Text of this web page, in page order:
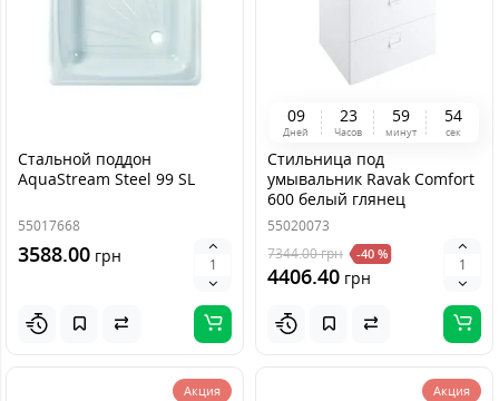
Стальной поддон
AquaStream Steel 99 SL
55017668
3588.00 грн
09
Дней
23
Часов
59
минут
54
сек
Стильница под
умывальник Ravak Comfort
600 белый глянец
55020073
7344.00грн -40 %
4406.40 грн
Акция Акция